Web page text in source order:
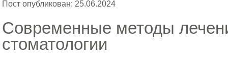
Пост опубликован: 25.06.2024
Современные методы
стоматологии